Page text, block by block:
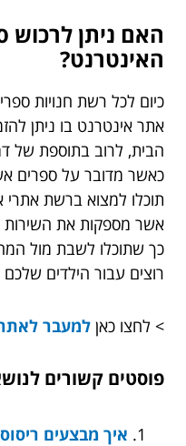
האם ניתן לרכוש
האינטרנט?
כיום לכל רשת חנויות
אתר אינטרנט בו ניתן
הבית, לרוב בתוספת של
כאשר מדובר על ספרים
תוכלו למצוא ברשת
אשר מספקות את
כך שתוכלו לשבת מול
רוצים עבור הילדים
> לחצו כאן למעבר
פוסטים קשורים
איך מבצעים